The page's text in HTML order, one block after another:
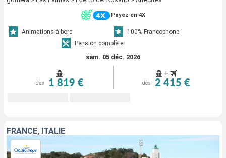
Payez en 4X
Animations à bord
100% Francophone
Pension complète
sam. 05 déc. 2026
dès 1 819 €
+
dès 2 415 €
FRANCE, ITALIE